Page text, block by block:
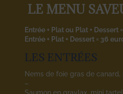
LE MENU
Entrée + Plat ou Plat + Dessert
Entrée + Plat + Dessert = 36
LES ENTRÉES
Nems de foie gras de
–
Saumon en gravlax, mini